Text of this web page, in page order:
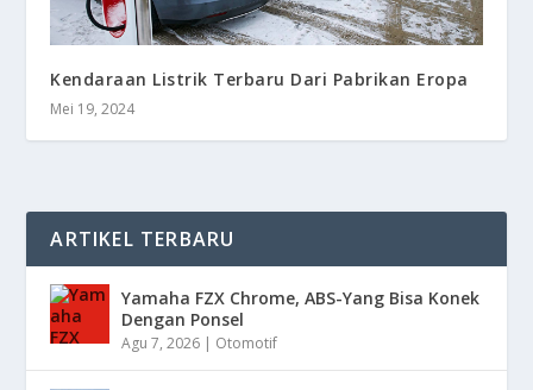
Kendaraan Listrik Terbaru Dari Pabrikan Eropa
Mei 19, 2024
ARTIKEL TERBARU
Yamaha FZX Chrome, ABS-Yang Bisa Konek
Dengan Ponsel
Agu 7, 2026 Otomotif